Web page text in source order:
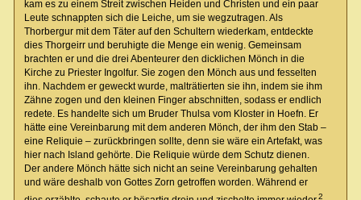
kam es zu einem Streit zwischen Heiden und Christen und ein paar
Leute schnappten sich die Leiche, um sie wegzutragen. Als
Thorbergur mit dem Täter auf den Schultern wiederkam, entdeckte
dies Thorgeirr und beruhigte die Menge ein wenig. Gemeinsam
brachten er und die drei Abenteurer den dicklichen Mönch in die
Kirche zu Priester Ingolfur. Sie zogen den Mönch aus und fesselten
ihn. Nachdem er geweckt wurde, malträtierten sie ihn, indem sie ihm
Zähne zogen und den kleinen Finger abschnitten, sodass er endlich
redete. Es handelte sich um Bruder Thulsa vom Kloster in Hoefn. Er
hätte eine Vereinbarung mit dem anderen Mönch, der ihm den Stab –
eine Reliquie – zurückbringen sollte, denn sie wäre ein Artefakt, was
hier nach Island gehörte. Die Reliquie würde dem Schutz dienen.
Der andere Mönch hätte sich nicht an seine Vereinbarung gehalten
und wäre deshalb von Gottes Zorn getroffen worden. Während er
2